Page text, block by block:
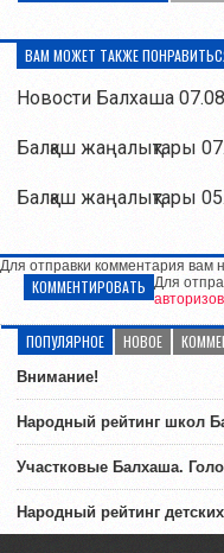
ВАМ МОЖЕТ ТАКЖЕ
Новости Балхаша
Балқаш жаңалықтары
Балқаш жаңалықтары
Для отправки комментария вам
КОММЕНТИРОВАТЬ Для
ПОПУЛЯРНОЕ НОВОЕ
Внимание!
Народный рейтинг школ
Участковые Балхаша.
Народный рейтинг